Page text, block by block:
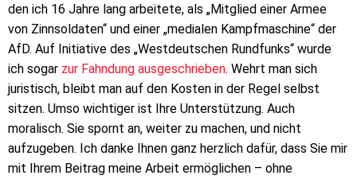
den ich 16 Jahre lang arbeitete, als „Mitglied einer Armee
von Zinn­soldaten“ und einer „medialen Kampf­maschine“ der
AfD. Auf Initiative des „Westdeutschen Rundfunks“ wurde
ich sogar zur Fahndung ausgeschrieben. Wehrt man sich
juristisch, bleibt man auf den Kosten in der Regel selbst
sitzen. Umso wichtiger ist Ihre Unterstützung. Auch
moralisch. Sie spornt an, weiter zu machen, und nicht
aufzugeben. Ich danke Ihnen ganz herzlich dafür, dass Sie mir
mit Ihrem Beitrag meine Arbeit ermöglichen – ohne